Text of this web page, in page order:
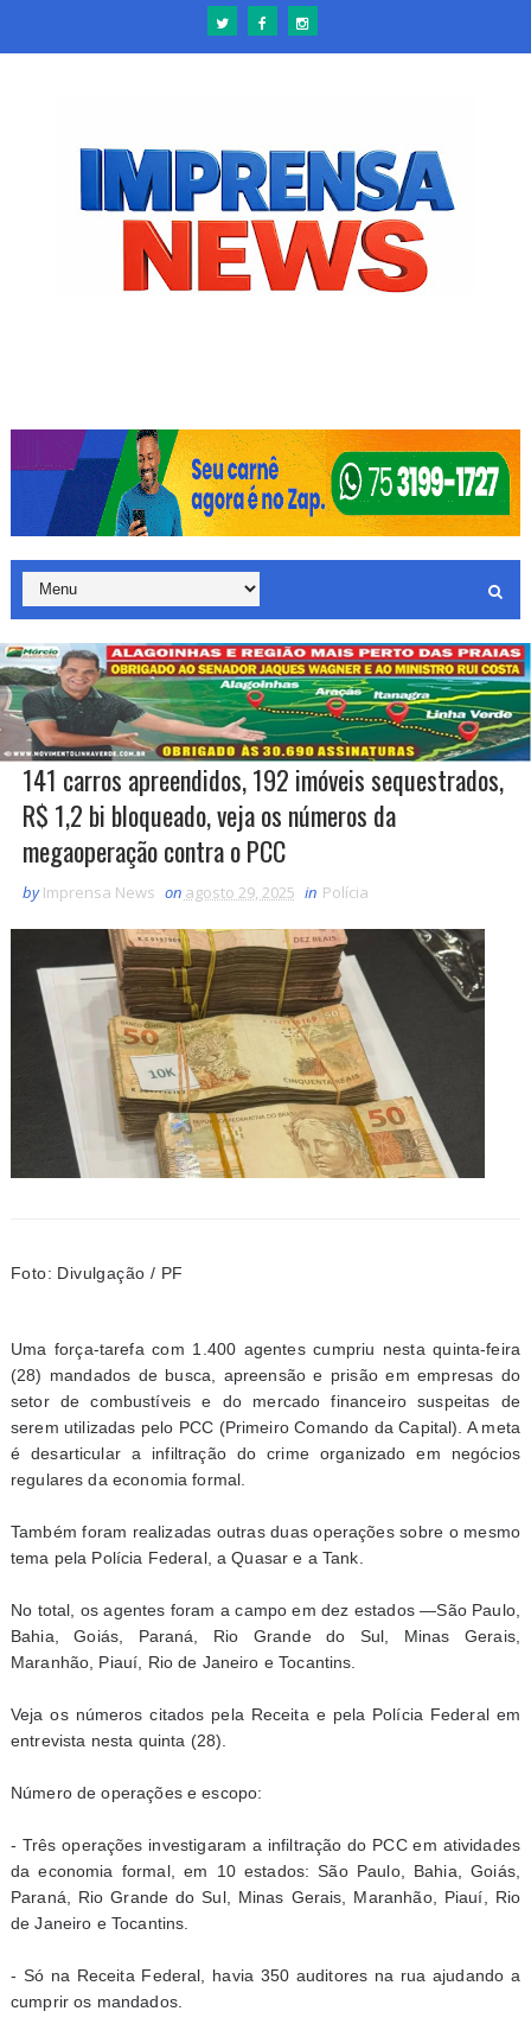
141 carros apreendidos, 192 imóveis sequestrados,
R$ 1,2 bi bloqueado, veja os números da
megaoperação contra o PCC
by Imprensa News on agosto 29, 2025 in Polícia
Foto: Divulgação / PF
Uma força-tarefa com 1.400 agentes cumpriu nesta quinta-feira
(28) mandados de busca, apreensão e prisão em empresas do
setor de combustíveis e do mercado financeiro suspeitas de
serem utilizadas pelo PCC (Primeiro Comando da Capital). A meta
é desarticular a infiltração do crime organizado em negócios
regulares da economia formal.
Também foram realizadas outras duas operações sobre o mesmo
tema pela Polícia Federal, a Quasar e a Tank.
No total, os agentes foram a campo em dez estados —São Paulo,
Bahia, Goiás, Paraná, Rio Grande do Sul, Minas Gerais,
Maranhão, Piauí, Rio de Janeiro e Tocantins.
Veja os números citados pela Receita e pela Polícia Federal em
entrevista nesta quinta (28).
Número de operações e escopo:
- Três operações investigaram a infiltração do PCC em atividades
da economia formal, em 10 estados: São Paulo, Bahia, Goiás,
Paraná, Rio Grande do Sul, Minas Gerais, Maranhão, Piauí, Rio
de Janeiro e Tocantins.
- Só na Receita Federal, havia 350 auditores na rua ajudando a
cumprir os mandados.